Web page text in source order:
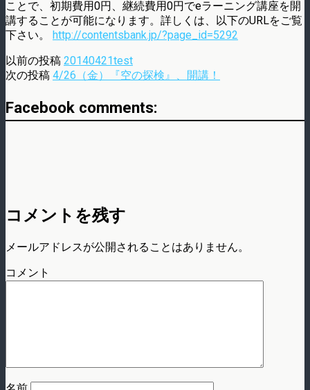
ことで、初期費用0円、継続費用0円でeラーニング講座を開
講することが可能になります。詳しくは、以下のURLをご覧
下さい。 http://contentsbank.jp/?page_id=5292
以前の投稿 20140421test
次の投稿 4/26（金）『空の探検』、開講！
Facebook comments:
コメントを残す
メールアドレスが公開されることはありません。
コメント